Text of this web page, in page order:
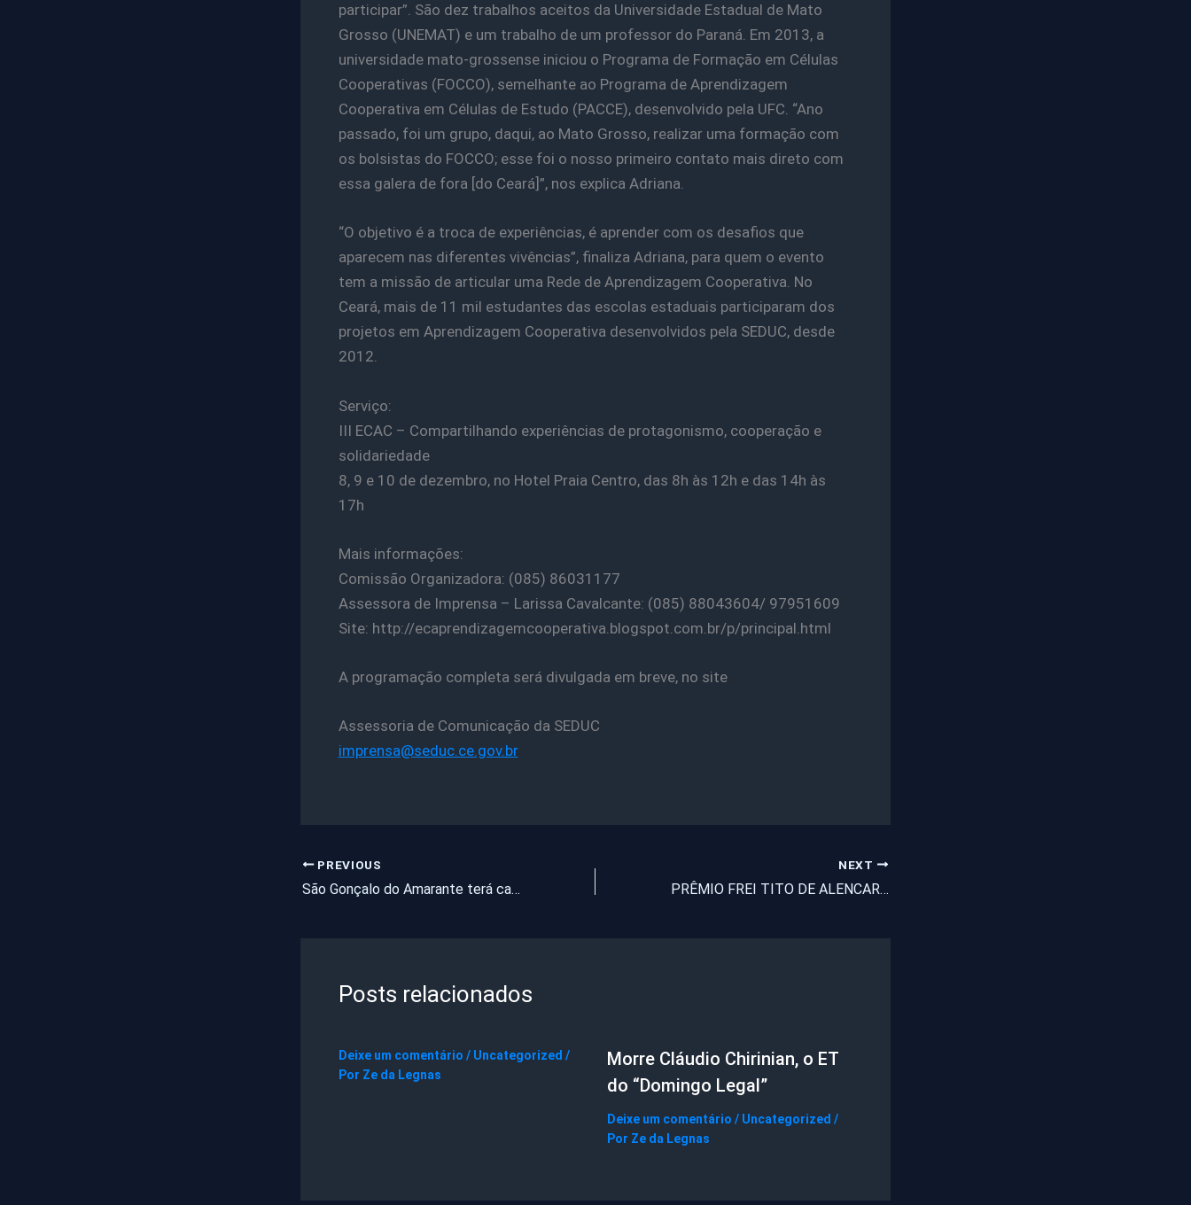
participar”. São dez trabalhos aceitos da Universidade Estadual de Mato
Grosso (UNEMAT) e um trabalho de um professor do Paraná. Em 2013, a
universidade mato-grossense iniciou o Programa de Formação em Células
Cooperativas (FOCCO), semelhante ao Programa de Aprendizagem
Cooperativa em Células de Estudo (PACCE), desenvolvido pela UFC. “Ano
passado, foi um grupo, daqui, ao Mato Grosso, realizar uma formação com
os bolsistas do FOCCO; esse foi o nosso primeiro contato mais direto com
essa galera de fora [do Ceará]”, nos explica Adriana.
“O objetivo é a troca de experiências, é aprender com os desafios que
aparecem nas diferentes vivências”, finaliza Adriana, para quem o evento
tem a missão de articular uma Rede de Aprendizagem Cooperativa. No
Ceará, mais de 11 mil estudantes das escolas estaduais participaram dos
projetos em Aprendizagem Cooperativa desenvolvidos pela SEDUC, desde
2012.
Serviço:
III ECAC – Compartilhando experiências de protagonismo, cooperação e
solidariedade
8, 9 e 10 de dezembro, no Hotel Praia Centro, das 8h às 12h e das 14h às
17h
Mais informações:
Comissão Organizadora: (085) 86031177
Assessora de Imprensa – Larissa Cavalcante: (085) 88043604/ 97951609
Site: http://ecaprendizagemcooperativa.blogspot.com.br/p/principal.html
A programação completa será divulgada em breve, no site
Assessoria de Comunicação da SEDUC
imprensa@seduc.ce.gov.br
PREVIOUS
São Gonçalo do Amarante terá campus do IFCE em 2015
NEXT
PRÊMIO FREI TITO DE ALENCAR 2014
Posts relacionados
Deixe um comentário / Uncategorized /
Por Ze da Legnas
Morre Cláudio Chirinian, o ET
do “Domingo Legal”
Deixe um comentário / Uncategorized /
Por Ze da Legnas